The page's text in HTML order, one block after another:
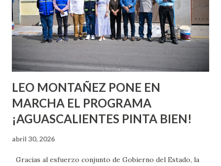
chica y aún no has tenido relaciones sexuales, tal vez
pienses que el sexo será increíble y no puedas esperar para
experimentarlo, pero como cualquier persona con
experiencia te dirá, siempre es mejor cuando ambas partes
son suficientemen...
LEO MONTAÑEZ PONE EN
MARCHA EL PROGRAMA
¡AGUASCALIENTES PINTA BIEN!
abril 30, 2026
Gracias al esfuerzo conjunto de Gobierno del Estado, la